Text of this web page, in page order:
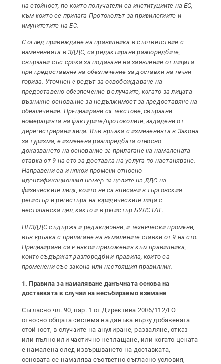
на стойност, по които получатели са институциите на ЕС,
към които се прилага Протоколът за привилегиите и
имунитетите на ЕС.
С оглед привеждане на правилника в съответствие с
измененията в ЗДДС, са редактирани разпоредбите,
свързани със срока за подаване на заявление от лицата
при предоставяне на обезпечение за доставки на течни
горива. Уточнен е редът за освобождаване на
предоставено обезпечение в случаите, когато за лицата
възникне основание за недължимост за предоставяне на
обезпечение. Прецизирани са текстове, свързани
номерацията на фактурите/протоколите, издадени от
дерегистрирани лица. Във връзка с измененията в Закона
за туризма, е изменена разпоредбата относно
доказването на основание за прилагане на намалената
ставка от 9 на сто за доставка на услуга по настаняване.
Направени са и някои промени относно
идентификационния номер за целите на ДДС на
физическите лица, които не са вписани в търговския
регистър и регистъра на юридическите лица с
нестопанска цел, както и в регистър БУЛСТАТ.
ППЗДДС съдържа и редакционни, и технически промени,
във връзка с прилагане на намалените ставки от 9 на сто.
Прецизирани са и някои приложения към правилника,
които съдържат разпоредби и правила, които са
променени със закона или настоящия правилник.
1. Правила за намаляване данъчната основа на
доставката в случай на несъбираемо вземане
Съгласно чл. 90, пар. 1 от Директива 2006/112/ЕО
относно общата система на данъка върху добавената
стойност, в случаите на анулиране, разваляне, отказ
или пълно или частично неплащане, или когато цената
е намалена след извършването на доставката,
основата се намалява съответно съгласно условия,